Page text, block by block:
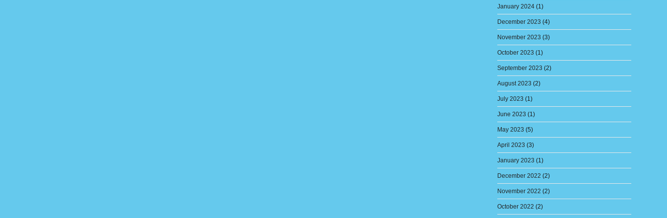
January 2024 (1)
December 2023 (4)
November 2023 (3)
October 2023 (1)
September 2023 (2)
August 2023 (2)
July 2023 (1)
June 2023 (1)
May 2023 (5)
April 2023 (3)
January 2023 (1)
December 2022 (2)
November 2022 (2)
October 2022 (2)